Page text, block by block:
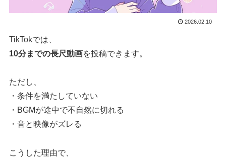
2026.02.10
TikTokでは、
10分までの長尺動画を投稿できます。
ただし、
・条件を満たしていない
・BGMが途中で不自然に切れる
・音と映像がズレる
こうした理由で、